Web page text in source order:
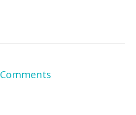
Comments